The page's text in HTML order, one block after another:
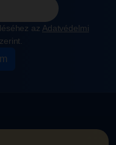
az Adatvédelmi